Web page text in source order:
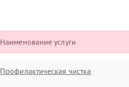
Наименование услуги
Профилактическая чистка